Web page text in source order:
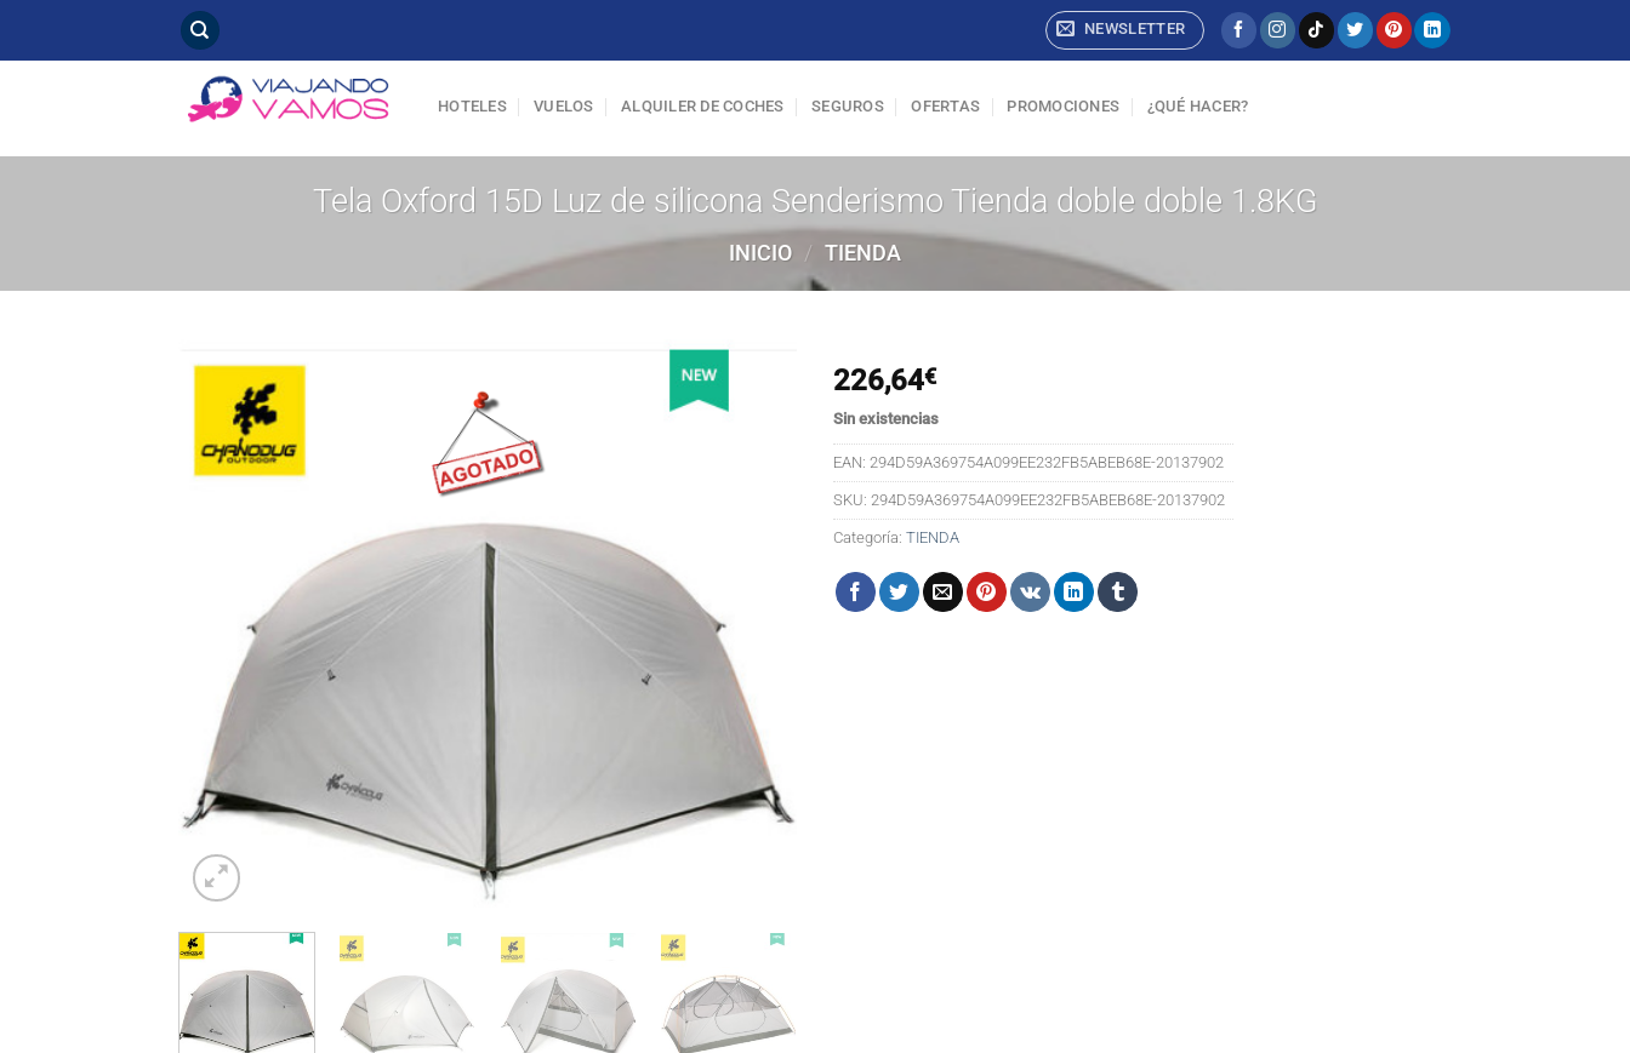
NEWSLETTER
HOTELES VUELOS ALQUILER DE COCHES SEGUROS OFERTAS PROMOCIONES ¿QUÉ HACER?
Tela Oxford 15D Luz de silicona Senderismo Tienda doble doble 1.8KG
INICIO / TIENDA
226,64€
Sin existencias
EAN: 294D59A369754A099EE232FB5ABEB68E-20137902
SKU: 294D59A369754A099EE232FB5ABEB68E-20137902
Categoría: TIENDA